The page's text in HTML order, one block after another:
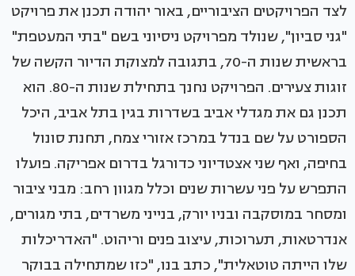
לצד הפרויקטים הציבוריים, באור יהודה תכנן את פרויקט
"גני סביון", שנולד מפרויקט ניסיוני בשם "בתי המעטפת"
בראשית שנות ה-70, בתגובה למצוקת הדיור הקשה של
זוגות צעירים. הפרויקט נחנך בתחילת שנות ה-80. הוא
תכנן גם את מגדלי אביב בשדרות בגין בתל אביב, היכל
הספורט על שם בנדל במרכז אזורי צמח, תחנת סונול
בחיפה, ואף שני אצטדיוני כדורגל בדרום אפריקה. פועלו
התפרש על פני עשרות שנים וכלל מגוון רחב: מבני ציבור
ומסחר במוסקבה ובניו יורק, בנייני משרדים, בתי מגורים,
אנדרטאות, תערוכות, עיצוב פנים וריהוט. "האדריכלות
שלו הייתה טוטאלית", כתב בנו, "כזו שמתחילה בבוקר